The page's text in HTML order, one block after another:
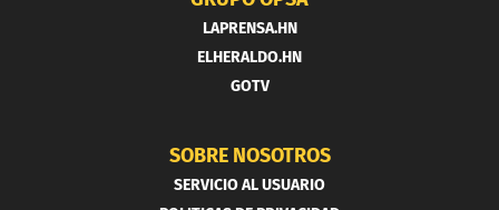
LAPRENSA.HN
ELHERALDO.HN
GOTV
SOBRE NOSOTROS
SERVICIO AL USUARIO